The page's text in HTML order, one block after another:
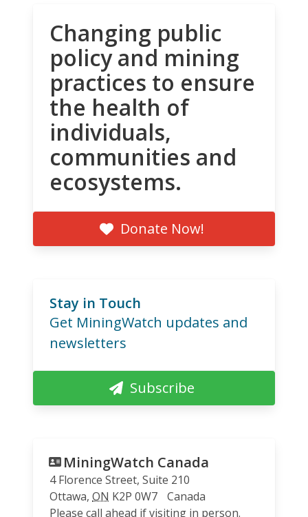
Changing public
policy and mining
practices to ensure
the health of
individuals,
communities and
ecosystems.
Donate Now!
Stay in Touch
Get MiningWatch updates and
newsletters
Subscribe
MiningWatch Canada
4 Florence Street, Suite 210
Ottawa, ON K2P 0W7
Canada
Please call ahead if visiting in person.